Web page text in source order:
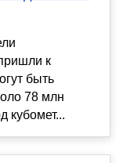
к
быть
78 млн
кубомет...